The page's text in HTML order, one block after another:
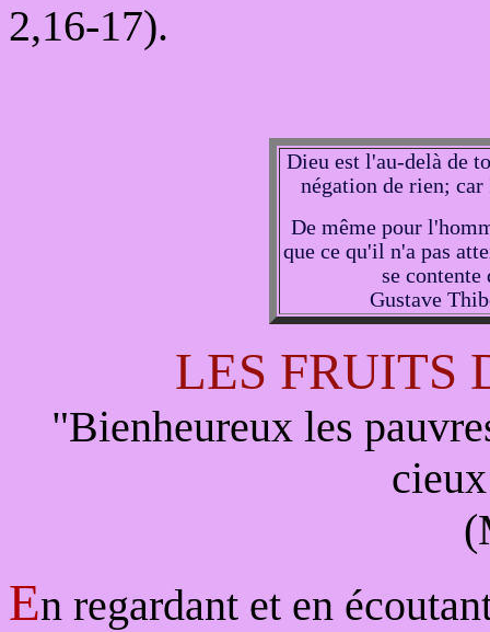
2,16-17).
Dieu est l'au-delà de
négation de rien;
De même pour
que ce qu'il n'a pas
se contente
Gustave
LES FRUITS
"Bienheureux les
En regardant et en